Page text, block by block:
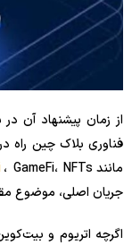
فناوری بلاک چین راه
مانند
جریان اصلی، موضوع